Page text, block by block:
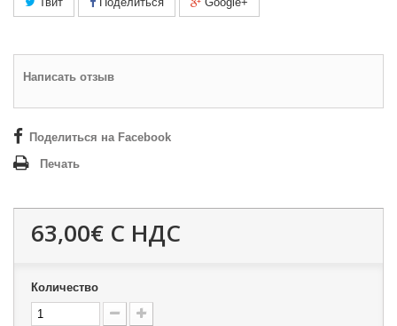
Написать отзыв
Поделиться на Facebook
Печать
63,00€ С НДС
Количество